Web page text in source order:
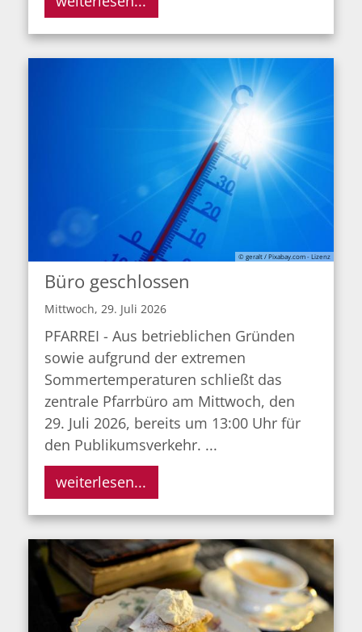
© geralt / Pixabay.com - Lizenz
Büro geschlossen
Mittwoch, 29. Juli 2026
PFARREI - Aus betrieblichen Gründen
sowie aufgrund der extremen
Sommertemperaturen schließt das
zentrale Pfarrbüro am Mittwoch, den
29. Juli 2026, bereits um 13:00 Uhr für
den Publikumsverkehr. ...
weiterlesen...